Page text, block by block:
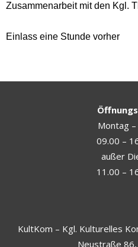
Zusammenarbeit mit den Kgl.
Einlass eine Stunde vorher
Montag
09.00 –
außer
11.00 –
KultKom – Kgl. Kulturelles
Neustraße